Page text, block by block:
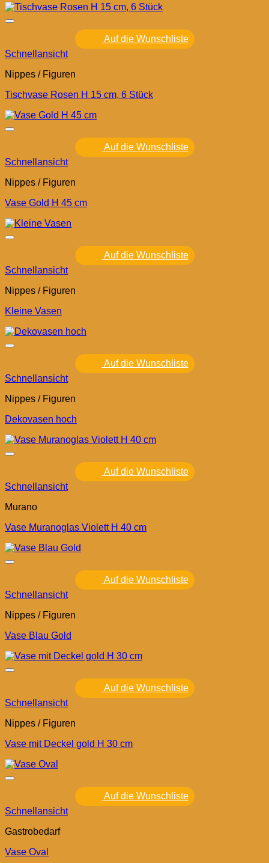
Auf die Wunschliste
Schnellansicht
Nippes / Figuren
Tischvase Rosen H 15 cm, 6 Stück
Auf die Wunschliste
Schnellansicht
Nippes / Figuren
Vase Gold H 45 cm
Auf die Wunschliste
Schnellansicht
Nippes / Figuren
Kleine Vasen
Auf die Wunschliste
Schnellansicht
Nippes / Figuren
Dekovasen hoch
Auf die Wunschliste
Schnellansicht
Murano
Vase Muranoglas Violett H 40 cm
Auf die Wunschliste
Schnellansicht
Nippes / Figuren
Vase Blau Gold
Auf die Wunschliste
Schnellansicht
Nippes / Figuren
Vase mit Deckel gold H 30 cm
Auf die Wunschliste
Schnellansicht
Gastrobedarf
Vase Oval